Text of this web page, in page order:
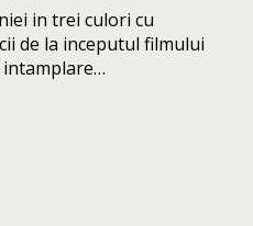
in trei culori cu
de la inceputul filmului
intamplare…